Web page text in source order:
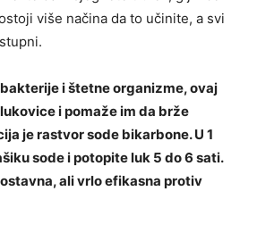
više načina da to učinite, a svi
i štetne organizme, ovaj
i pomaže im da brže
je rastvor sode bikarbone. U 1
sode i potopite luk 5 do 6 sati.
ali vrlo efikasna protiv